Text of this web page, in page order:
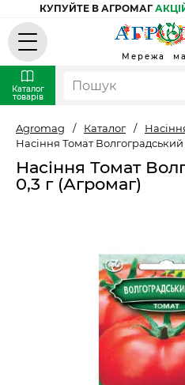
КУПУЙТЕ В АГРОМАГ
Мережа
Каталог
товарів
Agromag / Каталог /
Насіння Томат Волгоградський
Насіння Томат
0,3 г (Агромаг)